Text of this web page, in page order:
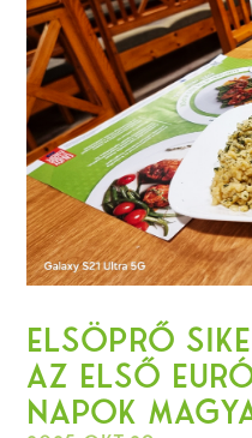
Elsöprő
az első
Napok